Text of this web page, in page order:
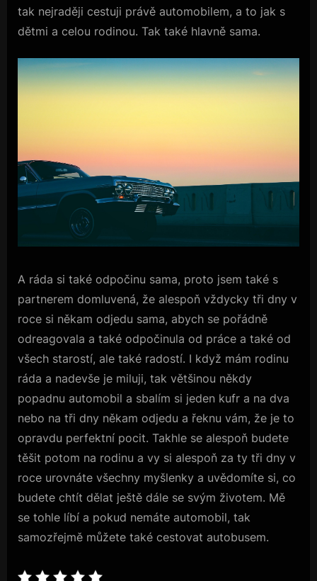
tak nejraději cestuji právě automobilem, a to jak s
dětmi a celou rodinou. Tak také hlavně sama.
A ráda si také odpočinu sama, proto jsem také s
partnerem domluvená, že alespoň vždycky tři dny v
roce si někam odjedu sama, abych se pořádně
odreagovala a také odpočinula od práce a také od
všech starostí, ale také radostí. I když mám rodinu
ráda a nadevše je miluji, tak většinou někdy
popadnu automobil a sbalím si jeden kufr a na dva
nebo na tři dny někam odjedu a řeknu vám, že je to
opravdu perfektní pocit. Takhle se alespoň budete
těšit potom na rodinu a vy si alespoň za ty tři dny v
roce urovnáte všechny myšlenky a uvědomíte si, co
budete chtít dělat ještě dále se svým životem. Mě
se tohle líbí a pokud nemáte automobil, tak
samozřejmě můžete také cestovat autobusem.